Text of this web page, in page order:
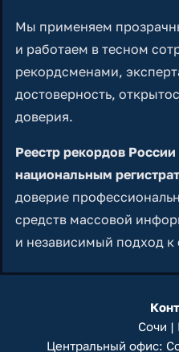
Мы применяем
и работаем в тесном
рекордсменами,
достоверность,
доверия.
Реестр рекордов
национальным
доверие
средств массовой
и независимый подход
Сочи |
Центральный офис: